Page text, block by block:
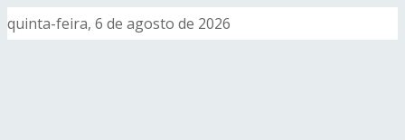
quinta-feira, 6 de agosto de 2026